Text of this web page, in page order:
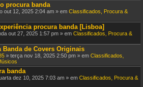
procura banda
out 12, 2025 2:04 am » em Classificados, Procura &
procura banda [Lisboa]
out 27, 2025 1:57 pm » em Classificados, Procura &
Banda de Covers Originais
» terça nov 18, 2025 2:50 pm » em Classificados,
banda
dez 10, 2025 7:03 am » em Classificados, Procura &